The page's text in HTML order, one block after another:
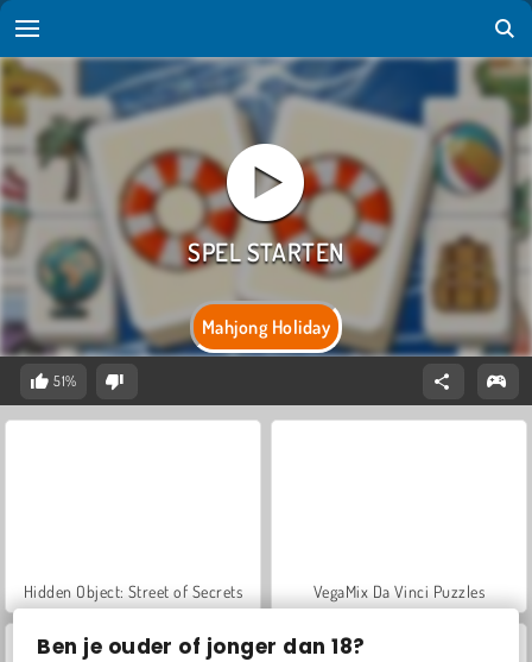
Ben je ouder of jonger dan 18?
Mahjong Holiday
51%
Hidden Object: Street of Secrets VegaMix Da Vinci Puzzles